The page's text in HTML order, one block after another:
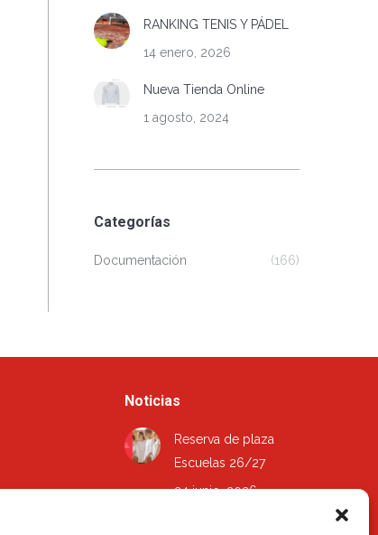
RANKING TENIS Y PÁDEL
14 enero, 2026
Nueva Tienda Online
1 agosto, 2024
Categorías
Documentación (166)
Noticias
Reserva de plaza
Escuelas 26/27
24 junio, 2026